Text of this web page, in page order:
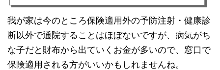
我が家は今のところ保険適用外の予防注射・健康診
断以外で通院することはほぼないですが、病気がち
な子だと財布から出ていくお金が多いので、窓口で
保険適用される方がいいかもしれませんね。